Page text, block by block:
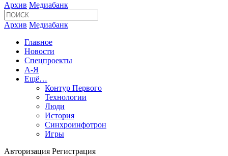
Архив Медиабанк
Архив Медиабанк
Главное
Новости
Спецпроекты
А-Я
Ещё…
Контур Первого
Технологии
Люди
История
Синхроинфотрон
Игры
Авторизация Регистрация